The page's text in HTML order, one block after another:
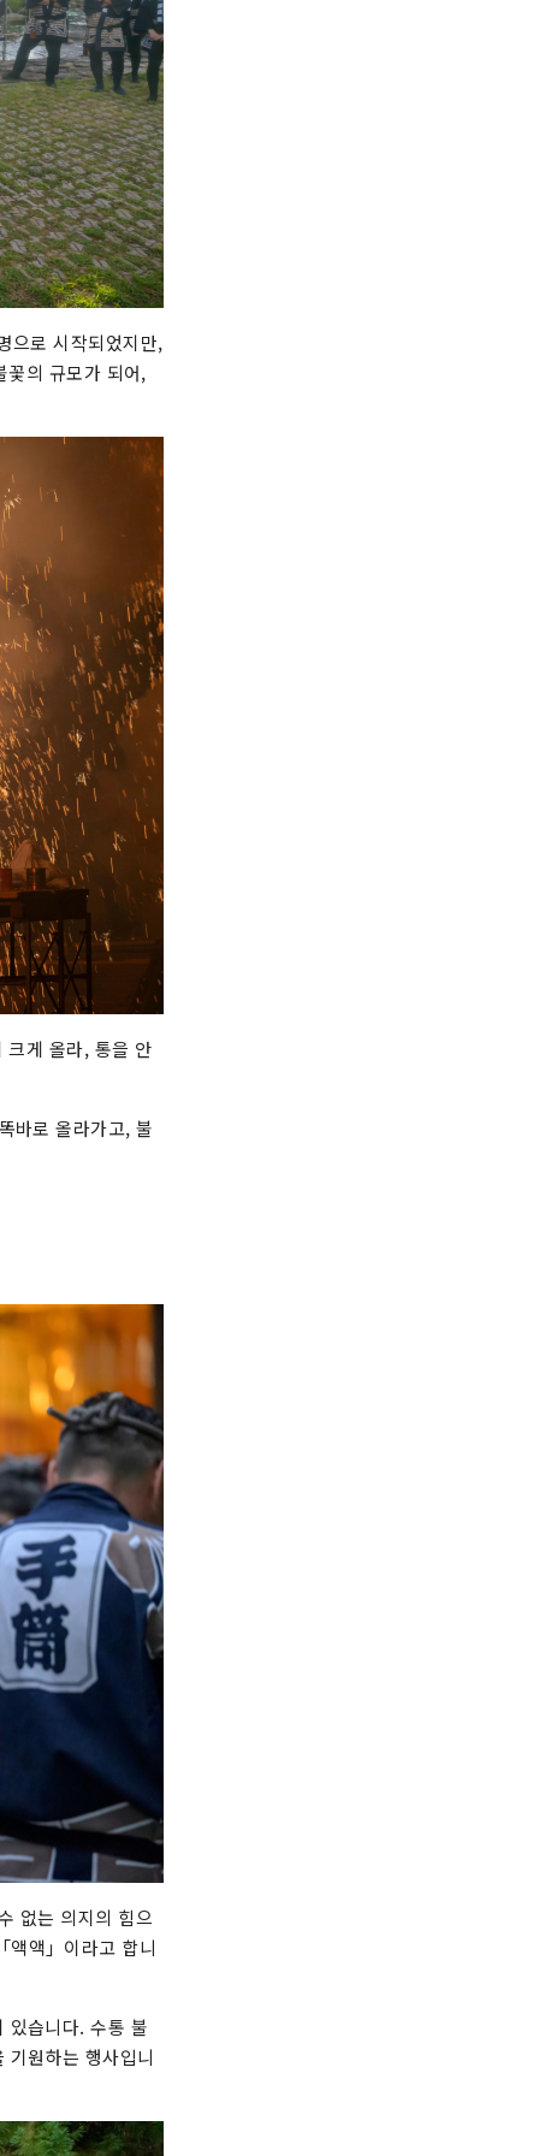
으로 시작되었지만,
꽃의 규모가 되어,
크게 올라, 통을 안
바로 올라가고, 불
없는 의지의 힘으
액액」이라고 합니
있습니다. 수통 불
원하는 행사입니